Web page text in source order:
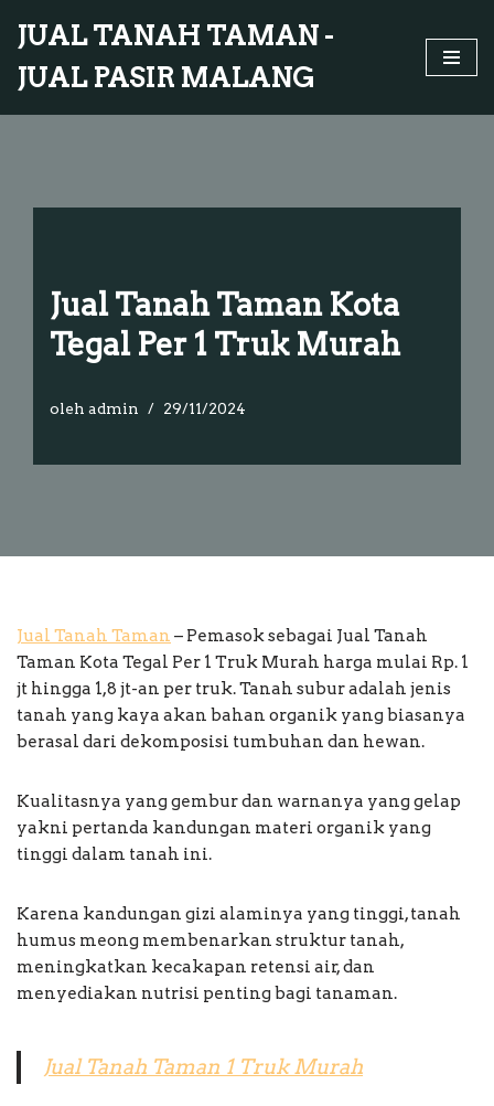
ke
konten
JUAL TANAH TAMAN -
JUAL PASIR MALANG
Jual Tanah Taman Kota
Tegal Per 1 Truk Murah
oleh admin 29/11/2024
Jual Tanah Taman – Pemasok sebagai Jual Tanah
Taman Kota Tegal Per 1 Truk Murah harga mulai Rp. 1
jt hingga 1,8 jt-an per truk. Tanah subur adalah jenis
tanah yang kaya akan bahan organik yang biasanya
berasal dari dekomposisi tumbuhan dan hewan.
Kualitasnya yang gembur dan warnanya yang gelap
yakni pertanda kandungan materi organik yang
tinggi dalam tanah ini.
Karena kandungan gizi alaminya yang tinggi, tanah
humus meong membenarkan struktur tanah,
meningkatkan kecakapan retensi air, dan
menyediakan nutrisi penting bagi tanaman.
Jual Tanah Taman 1 Truk Murah